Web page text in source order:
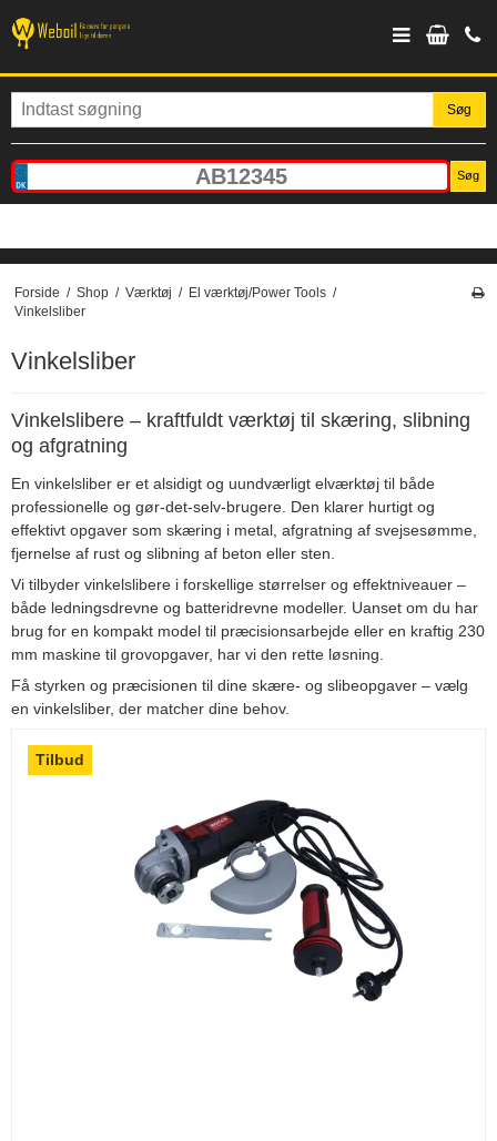
Søg
Søg
Forside / Shop / Værktøj / El værktøj/Power Tools /
Vinkelsliber
Vinkelsliber
Vinkelslibere – kraftfuldt værktøj til skæring, slibning
og afgratning
En vinkelsliber er et alsidigt og uundværligt elværktøj til både
professionelle og gør-det-selv-brugere. Den klarer hurtigt og
effektivt opgaver som skæring i metal, afgratning af svejsesømme,
fjernelse af rust og slibning af beton eller sten.
Vi tilbyder vinkelslibere i forskellige størrelser og effektniveauer –
både ledningsdrevne og batteridrevne modeller. Uanset om du har
brug for en kompakt model til præcisionsarbejde eller en kraftig 230
mm maskine til grovopgaver, har vi den rette løsning.
Få styrken og præcisionen til dine skære- og slibeopgaver – vælg
en vinkelsliber, der matcher dine behov.
Tilbud